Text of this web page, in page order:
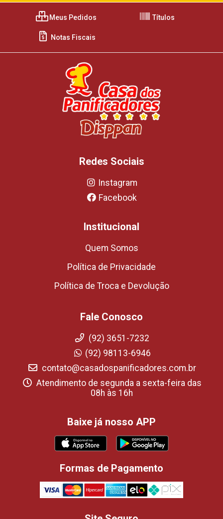
Meus Pedidos Títulos
Notas Fiscais
Redes Sociais
Instagram
Facebook
Institucional
Quem Somos
Política de Privacidade
Política de Troca e Devolução
Fale Conosco
(92) 3651-7232
(92) 98113-6946
contato@casadospanificadores.com.br
Atendimento de segunda a sexta-feira das
08h às 16h
Baixe já nosso APP
Formas de Pagamento